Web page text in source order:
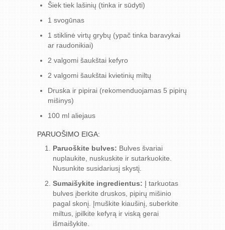
Šiek tiek lašinių (tinka ir sūdyti)
1 svogūnas
1 stiklinė virtų grybų (ypač tinka baravykai
ar raudonikiai)
2 valgomi šaukštai kefyro
2 valgomi šaukštai kvietinių miltų
Druska ir pipirai (rekomenduojamas 5 pipirų
mišinys)
100 ml aliejaus
PARUOŠIMO EIGA:
Paruoškite bulves: Bulves švariai
nuplaukite, nuskuskite ir sutarkuokite.
Nusunkite susidariusį skystį.
Sumaišykite ingredientus: Į tarkuotas
bulves įberkite druskos, pipirų mišinio
pagal skonį. Įmuškite kiaušinį, suberkite
miltus, įpilkite kefyrą ir viską gerai
išmaišykite.